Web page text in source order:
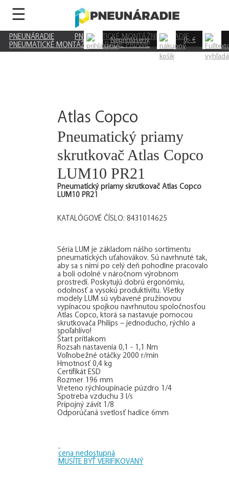
☰
Neprihlásený 0,- €
PNEUNÁRADIE
PNEUMATICKÉ MONTÁŽNE NÁRADIE
PNEUMATICKÉ MONTÁŽNE NÁRADIE PRIAME
Atlas Copco
Pneumatický priamy
skrutkovač Atlas Copco
LUM10 PR21
Pneumatický priamy skrutkovač Atlas Copco
LUM10 PR21
KATALÓGOVÉ ČÍSLO: 8431014625
Séria LUM je základom nášho sortimentu
pneumatických uťahovákov. Sú navrhnuté tak,
aby sa s nimi po celý deň pohodlne pracovalo
a boli odolné v náročnom výrobnom
prostredí. Poskytujú dobrú ergonómiu,
odolnosť a vysokú produktivitu. Všetky
modely LUM sú vybavené pružinovou
vypínacou spojkou navrhnutou spoločnosťou
Atlas Copco, ktorá sa nastavuje pomocou
skrutkovača Philips – jednoducho, rýchlo a
spoľahlivo!
Štart prítlakom
Rozsah nastavenia 0,1 - 1,1 Nm
Voľnobežné otáčky 2000 r/min
Hmotnosť 0,4 kg
Certifikát ESD
Rozmer 196 mm
Vreteno rýchloupínacie púzdro 1/4
Spotreba vzduchu 3 l/s
Prípojný závit 1/8
Odporúčaná svetlosť hadice 6mm
cena nedostupná
MUSÍTE BYŤ VERIFIKOVANÝ